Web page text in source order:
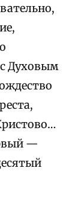
Духовым
—